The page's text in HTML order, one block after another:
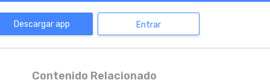
Descargar app Entrar
Contenido Relacionado